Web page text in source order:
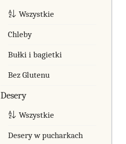
Wszystkie
Chleby
Bułki i bagietki
Bez Glutenu
Desery
Wszystkie
Desery w pucharkach